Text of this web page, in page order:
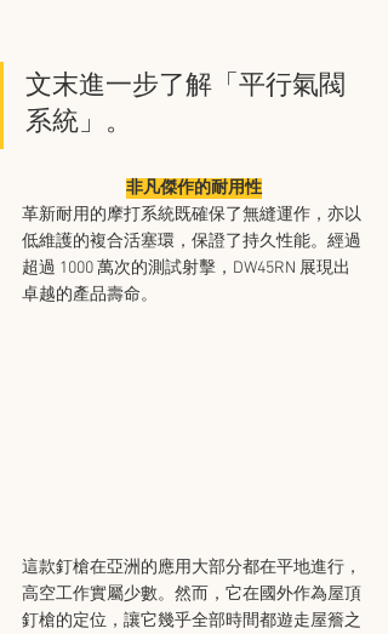
文末進一步了解「平行氣閥
系統」。
非凡傑作的耐用性
革新耐用的摩打系統既確保了無縫運作，亦以
低維護的複合活塞環，保證了持久性能。經過
超過 1000 萬次的測試射擊，DW45RN 展現出
卓越的產品壽命。
這款釘槍在亞洲的應用大部分都在平地進行，
高空工作實屬少數。然而，它在國外作為屋頂
釘槍的定位，讓它幾乎全部時間都遊走屋簷之